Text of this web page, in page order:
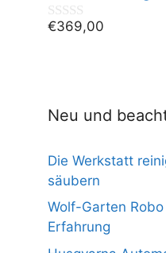
0
€369,00
Neu und
Die Werkstatt
säubern
Wolf-Garten
Erfahrung